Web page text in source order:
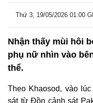
Thứ 3, 19/05/2026 01:00
Nhận thấy mùi hôi
phụ nữ nhìn vào
thể.
Theo Khaosod, vào
sát từ Đồn cảnh sát